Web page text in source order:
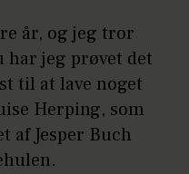
år, og jeg tror
har jeg prøvet det
til at lave noget
Herping, som
af Jesper Buch